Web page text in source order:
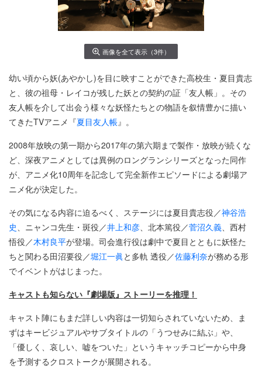
画像を全て表示（3件）
幼い頃から妖(あやかし)を目に映すことができた高校生・夏目貴志
と、彼の祖母・レイコが残した妖との契約の証「友人帳」。その
友人帳を介して出会う様々な妖怪たちとの物語を叙情豊かに描い
てきたTVアニメ『夏目友人帳』。
2008年放映の第一期から2017年の第六期まで製作・放映が続くな
ど、深夜アニメとしては異例のロングランシリーズとなった同作
が、アニメ化10周年を記念して完全新作エピソードによる劇場ア
ニメ化が決定した。
その気になる内容に迫るべく、ステージには夏目貴志役／神谷浩
史、ニャンコ先生・斑役／井上和彦、北本篤役／菅沼久義、西村
悟役／木村良平が登場。司会進行役は劇中で夏目とともに妖怪た
ちと関わる田沼要役／堀江一眞と多軌 透役／佐藤利奈が務める形
でイベントがはじまった。
キャストも知らない『劇場版』ストーリーを推理！
キャスト陣にもまだ詳しい内容は一切知らされていないため、ま
ずはキービジュアルやサブタイトルの「うつせみに結ぶ」や、
「優しく、哀しい、嘘をついた」というキャッチコピーから中身
を予測するクロストークが展開される。